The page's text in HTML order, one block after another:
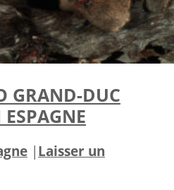
GRAND-DUC
ESPAGNE
|Laisser un